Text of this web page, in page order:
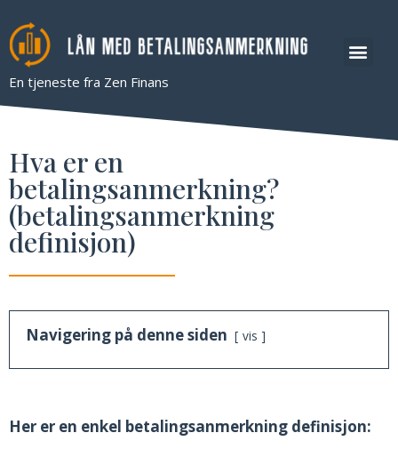
En tjeneste fra Zen Finans
Hva er en
betalingsanmerkning?
(betalingsanmerkning
definisjon)
Navigering på denne siden vis
Her er en enkel betalingsanmerkning definisjon: